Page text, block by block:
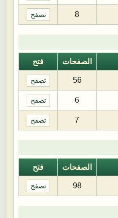
8 تصفح
الصفحات فتح
56 تصفح
6 تصفح
7 تصفح
الصفحات فتح
98 تصفح